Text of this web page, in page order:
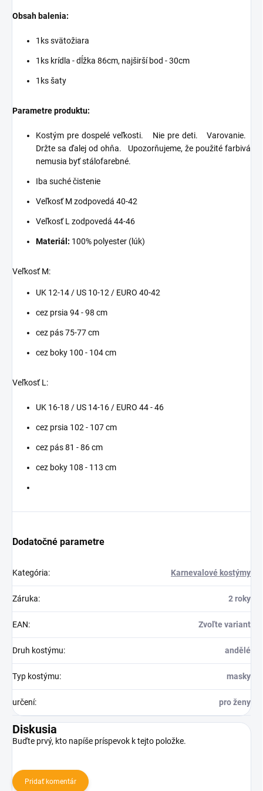
Obsah balenia:
1ks svätožiara
1ks krídla - dĺžka 86cm, najširší bod - 30cm
1ks šaty
Parametre produktu:
Kostým pre dospelé veľkosti. Nie pre deti.
Varovanie.
Držte sa ďalej od ohňa.
Upozorňujeme, že použité farbivá
nemusia byť stálofarebné.
Iba suché čistenie
Veľkosť M zodpovedá 40-42
Veľkosť L zodpovedá 44-46
Materiál: 100% polyester (lúk)
Veľkosť M:
UK 12-14 / US 10-12 / EURO 40-42
cez prsia 94 - 98 cm
cez pás 75-77 cm
cez boky 100 - 104 cm
Veľkosť L:
UK 16-18 / US 14-16 / EURO 44 - 46
cez prsia 102 - 107 cm
cez pás 81 - 86 cm
cez boky 108 - 113 cm
Dodatočné parametre
Kategória: Karnevalové kostýmy
Záruka: 2 roky
EAN: Zvoľte variant
Druh kostýmu: andělé
Typ kostýmu: masky
určení: pro ženy
Diskusia
Buďte prvý, kto napíše príspevok k tejto položke.
Pridať komentár